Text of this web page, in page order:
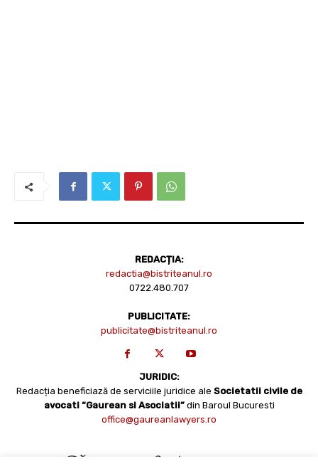
REDACȚIA:
redactia@bistriteanul.ro
0722.480.707
PUBLICITATE:
publicitate@bistriteanul.ro
JURIDIC:
Redacția beneficiază de serviciile juridice ale Societatii civile de
avocati “Gaurean si Asociatii” din Baroul Bucuresti
office@gaureanlawyers.ro